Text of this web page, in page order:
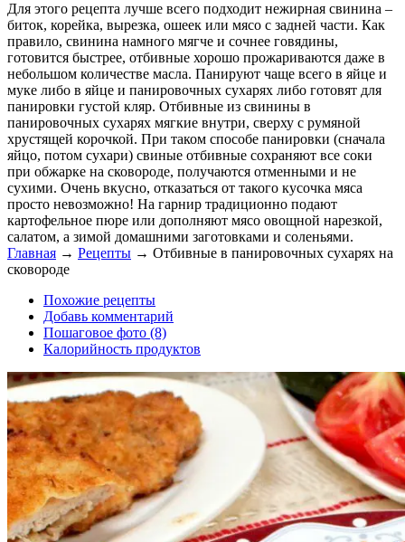
Для этого рецепта лучше всего подходит нежирная свинина –
биток, корейка, вырезка, ошеек или мясо с задней части. Как
правило, свинина намного мягче и сочнее говядины,
готовится быстрее, отбивные хорошо прожариваются даже в
небольшом количестве масла. Панируют чаще всего в яйце и
муке либо в яйце и панировочных сухарях либо готовят для
панировки густой кляр. Отбивные из свинины в
панировочных сухарях мягкие внутри, сверху с румяной
хрустящей корочкой. При таком способе панировки (сначала
яйцо, потом сухари) свиные отбивные сохраняют все соки
при обжарке на сковороде, получаются отменными и не
сухими. Очень вкусно, отказаться от такого кусочка мяса
просто невозможно! На гарнир традиционно подают
картофельное пюре или дополняют мясо овощной нарезкой,
салатом, а зимой домашними заготовками и соленьями.
Главная → Рецепты → Отбивные в панировочных сухарях на
сковороде
Похожие рецепты
Добавь комментарий
Пошаговое фото (8)
Калорийность продуктов